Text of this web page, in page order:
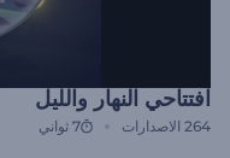
افتتاحي النهار والليل
264 الاصدارات 7 ثواني